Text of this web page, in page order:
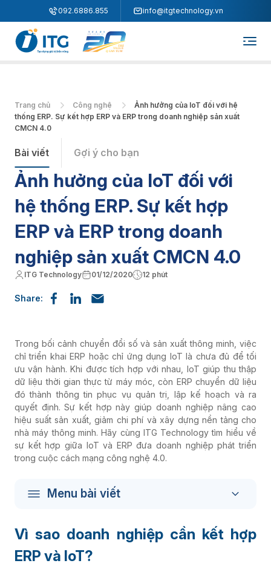
092.6886.855 info@itgtechnology.vn
Trang chủ Công nghệ
Ảnh hưởng của IoT đối với hệ
thống ERP. Sự kết hợp ERP và ERP trong doanh nghiệp sản xuất
CMCN 4.0
Bài viết Gợi ý cho bạn
Ảnh hưởng của IoT đối với
hệ thống ERP. Sự kết hợp
ERP và ERP trong doanh
nghiệp sản xuất CMCN 4.0
ITG Technology 01/12/2020 12 phút
Share:
Trong bối cảnh chuyển đổi số và sản xuất thông minh, việc
chỉ triển khai ERP hoặc chỉ ứng dụng IoT là chưa đủ để tối
ưu vận hành. Khi được tích hợp với nhau, IoT giúp thu thập
dữ liệu thời gian thực từ máy móc, còn ERP chuyển dữ liệu
đó thành thông tin phục vụ quản trị, lập kế hoạch và ra
quyết định. Sự kết hợp này giúp doanh nghiệp nâng cao
hiệu suất sản xuất, giảm chi phí và xây dựng nền tảng cho
nhà máy thông minh. Hãy cùng ITG Technology tìm hiểu về
sự kết hợp giữa IoT và ERP đưa doanh nghiệp phát triển
trong cuộc cách mạng công nghệ 4.0.
Menu bài viết
Vì sao doanh nghiệp cần kết hợp
ERP và IoT?